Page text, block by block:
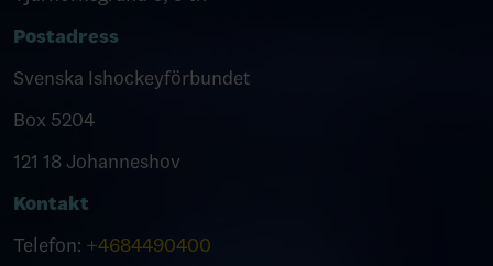
Postadress
Svenska Ishockeyförbundet
Box 5204
121 18 Johanneshov
Kontakt
Telefon: +4684490400